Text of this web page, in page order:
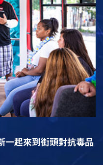
一起來到街頭對抗毒品